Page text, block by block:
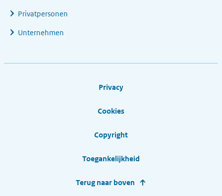
Privatpersonen
Unternehmen
Privacy
Cookies
Copyright
Toegankelijkheid
Terug naar boven